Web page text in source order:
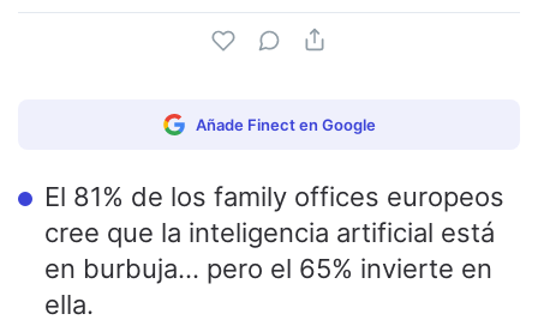
Añade Finect en Google
El 81% de los family offices europeos
cree que la inteligencia artificial está
en burbuja… pero el 65% invierte en
ella.